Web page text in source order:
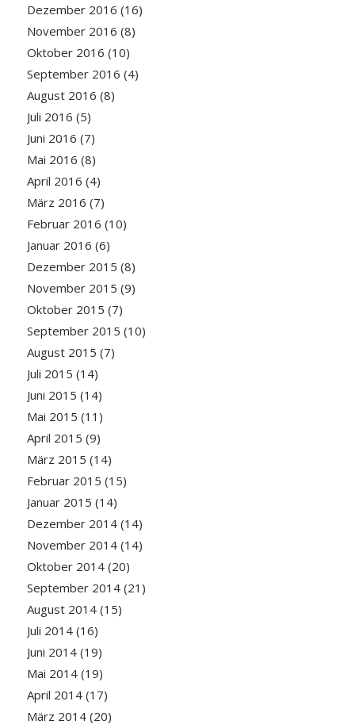
Dezember 2016 (16)
November 2016 (8)
Oktober 2016 (10)
September 2016 (4)
August 2016 (8)
Juli 2016 (5)
Juni 2016 (7)
Mai 2016 (8)
April 2016 (4)
März 2016 (7)
Februar 2016 (10)
Januar 2016 (6)
Dezember 2015 (8)
November 2015 (9)
Oktober 2015 (7)
September 2015 (10)
August 2015 (7)
Juli 2015 (14)
Juni 2015 (14)
Mai 2015 (11)
April 2015 (9)
März 2015 (14)
Februar 2015 (15)
Januar 2015 (14)
Dezember 2014(14)
November 2014(14)
Oktober 2014(20)
September 2014(21)
August 2014(15)
Juli 2014(16)
Juni 2014(19)
Mai 2014(19)
April 2014(17)
März 2014(20)